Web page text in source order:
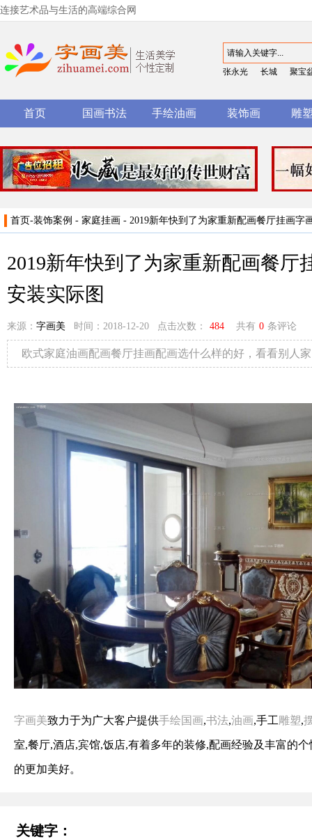
连接艺术品与生活的高端综合网
张永光 长城 聚宝
首页 国画书法 手绘油画 装饰画 雕
首页-装饰案例 - 家庭挂画 - 2019新年快到了为家重新配画餐厅挂画字
2019新年快到了为家重新配画餐厅
安装实际图
来源： 字画美 时间：2018-12-20 点击次数： 484 共有 0 条评论
欧式家庭油画配画餐厅挂画配画选什么样的好，看看别人
字画美致力于为广大客户提供手绘国画,书法,油画,手工雕塑,
室,餐厅,酒店,宾馆,饭店,有着多年的装修,配画经验及丰富的
的更加美好。
关键字：